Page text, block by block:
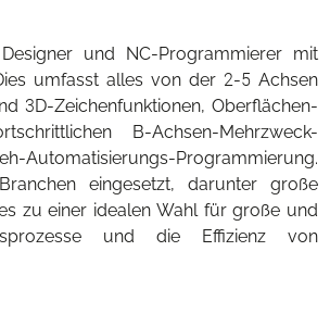
und NC-Programmierer mit
umfasst alles von der 2-5 Achsen
3D-Zeichenfunktionen, Oberflächen-
B-Achsen-Mehrzweck-
Programmierung.
eingesetzt, darunter große
zu einer idealen Wahl für große und
und die Effizienz von